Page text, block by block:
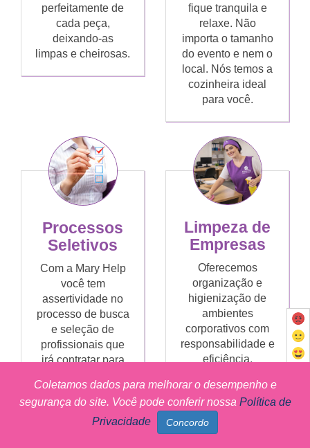
perfeitamente de
cada peça,
deixando-as
limpas e cheirosas.
fique tranquila e
relaxe. Não
importa o tamanho
do evento e nem o
local. Nós temos a
cozinheira ideal
para você.
Processos
Seletivos
Com a Mary Help
você tem
assertividade no
processo de busca
e seleção de
profissionais que
irá contratar para
empresa, com
redução de custos
e erros, além de
Limpeza de
Empresas
Oferecemos
organização e
higienização de
ambientes
corporativos com
responsabilidade e
eficiência,
boa imagem da
empresa e para o
bem-estar de
colaboradores e
Coletamos dados para melhorar o desempenho e
segurança do site. Você pode conferir nossa Política de
Privacidade